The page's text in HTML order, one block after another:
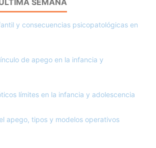
SEMANA
y consecuencias psicopatológicas en
de apego en la infancia y
límites en la infancia y adolescencia
apego, tipos y modelos operativos